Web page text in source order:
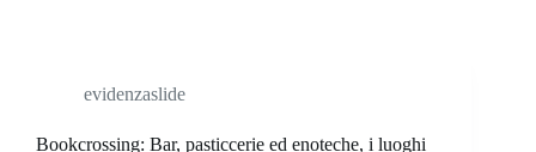
evidenzaslide
Bookcrossing: Bar, pasticcerie ed enoteche, i luoghi